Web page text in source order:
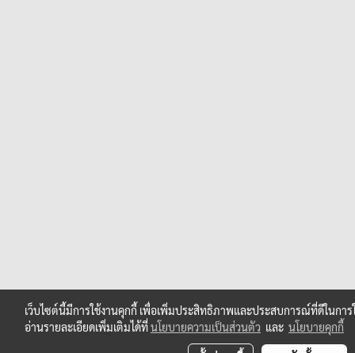
เว็บไซต์นี้มีการใช้งานคุกกี้ เพื่อเพิ่มประสิทธิภาพและประสบการณ์ที่ดีในกา
อ่านรายละเอียดเพิ่มเติมได้ที่นโยบายความเป็นส่วนตัว และ นโยบายคุกกี้